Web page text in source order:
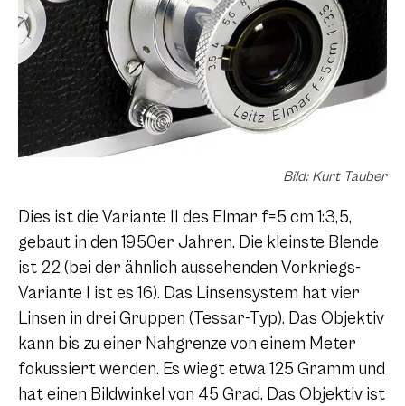
Bild: Kurt Tauber
Dies ist die Variante II des Elmar f=5 cm 1:3,5,
gebaut in den 1950er Jahren. Die kleinste Blende
ist 22 (bei der ähnlich aussehenden Vorkriegs-
Variante I ist es 16). Das Linsensystem hat vier
Linsen in drei Gruppen (Tessar-Typ). Das Objektiv
kann bis zu einer Nahgrenze von einem Meter
fokussiert werden. Es wiegt etwa 125 Gramm und
hat einen Bildwinkel von 45 Grad. Das Objektiv ist